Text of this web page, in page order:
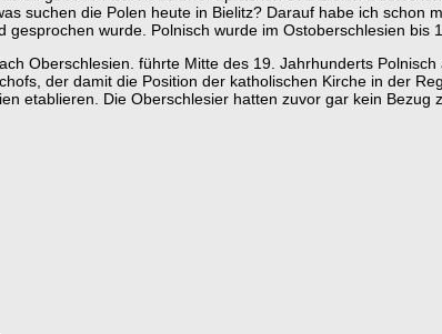
suchen die Polen heute in Bielitz? Darauf habe ich schon
wurde. Polnisch wurde im Ostoberschlesien bis
Oberschlesien. führte Mitte des 19. Jahrhunderts
der damit die Position der katholischen Kirche in der
etablieren. Die Oberschlesier hatten zuvor gar kein